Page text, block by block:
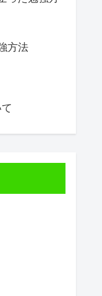
方法